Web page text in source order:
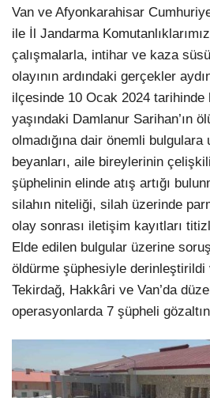
Van ve Afyonkarahisar
ile İl Jandarma
çalışmalarla, intihar ve kaza
olayının ardındaki gerçekler
ilçesinde 10 Ocak 2024 tarihinde
yaşındaki Damlanur Sarihan’ın
olmadığına dair önemli bulgulara
beyanları, aile bireylerinin
şüphelinin elinde atış artığı
silahın niteliği, silah üzerinde
olay sonrası iletişim kayıtları
Elde edilen bulgular üzerine
öldürme şüphesiyle
Tekirdağ, Hakkâri ve Van’da
operasyonlarda 7 şüpheli